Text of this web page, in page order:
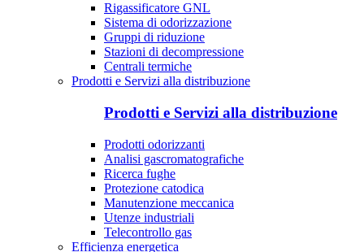
Rigassificatore GNL
Sistema di odorizzazione
Gruppi di riduzione
Stazioni di decompressione
Centrali termiche
Prodotti e Servizi alla distribuzione
Prodotti e Servizi alla distribuzione
Prodotti odorizzanti
Analisi gascromatografiche
Ricerca fughe
Protezione catodica
Manutenzione meccanica
Utenze industriali
Telecontrollo gas
Efficienza energetica